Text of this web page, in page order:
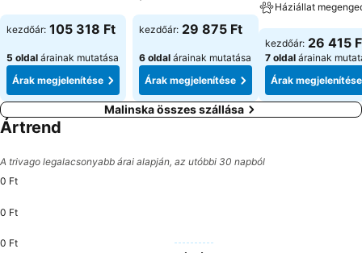
Árak megjelenítése
kezdőár: 105 318 Ft
5 oldal árainak mutatása
Árak megjelenítése
Árak megjelenítése
kezdőár: 29 875 Ft
6 oldal árainak mutatása
Árak megjelenítése
Háziállat
Árak
kezdőár: 26 415
7 oldal árainak
Árak megjelenítése
Malinska összes szállása
Ártrend
A trivago legalacsonyabb árai alapján, az utóbbi 30 napból
0 Ft
0 Ft
0 Ft